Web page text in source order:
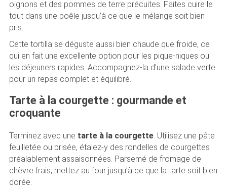
oignons et des pommes de terre précuites. Faites cuire le
tout dans une poêle jusqu’à ce que le mélange soit bien
pris.
Cette tortilla se déguste aussi bien chaude que froide, ce
qui en fait une excellente option pour les pique-niques ou
les déjeuners rapides. Accompagnez-la d’une salade verte
pour un repas complet et équilibré.
Tarte à la courgette : gourmande et
croquante
Terminez avec une tarte à la courgette. Utilisez une pâte
feuilletée ou brisée, étalez-y des rondelles de courgettes
préalablement assaisonnées. Parsemé de fromage de
chèvre frais, mettez au four jusqu’à ce que la tarte soit bien
dorée.